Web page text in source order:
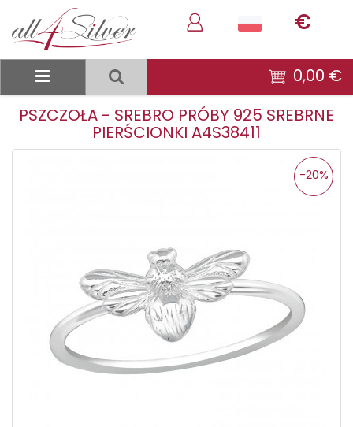
€
0,00 €
PSZCZOŁA - SREBRO PRÓBY 925 SREBRNE
PIERŚCIONKI A4S38411
-20%